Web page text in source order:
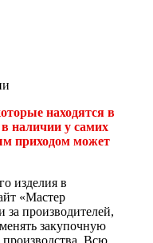
находятся в
в наличии у самих
приходом может
изделия в
«Мастер
за производителей,
закупочную
Всю